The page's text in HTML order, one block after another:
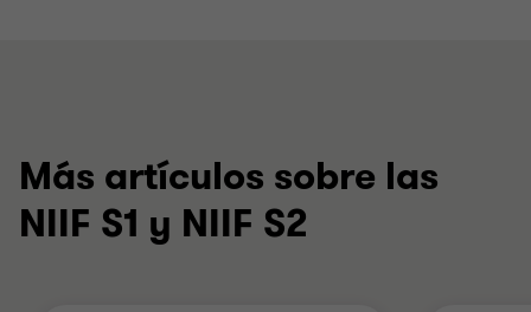
Más artículos sobre las
NIIF S1 y NIIF S2